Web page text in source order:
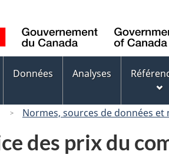
Données Analyses
Normes, sources de données et
des prix du